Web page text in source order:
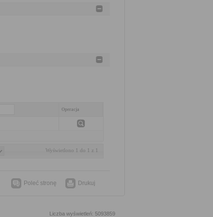
Operacja
Wyświetlono 1 do 1 z 1
Poleć stronę Drukuj
Liczba wyświetleń: 5093859